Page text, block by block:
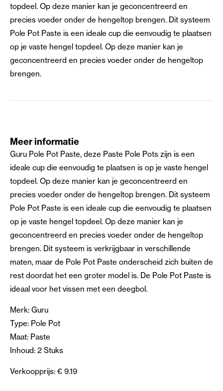
topdeel. Op deze manier kan je geconcentreerd en
precies voeder onder de hengeltop brengen. Dit systeem
Pole Pot Paste is een ideale cup die eenvoudig te plaatsen
op je vaste hengel topdeel. Op deze manier kan je
geconcentreerd en precies voeder onder de hengeltop
brengen.
Meer informatie
Guru Pole Pot Paste, deze Paste Pole Pots zijn is een
ideale cup die eenvoudig te plaatsen is op je vaste hengel
topdeel. Op deze manier kan je geconcentreerd en
precies voeder onder de hengeltop brengen. Dit systeem
Pole Pot Paste is een ideale cup die eenvoudig te plaatsen
op je vaste hengel topdeel. Op deze manier kan je
geconcentreerd en precies voeder onder de hengeltop
brengen. Dit systeem is verkrijgbaar in verschillende
maten, maar de Pole Pot Paste onderscheid zich buiten de
rest doordat het een groter model is. De Pole Pot Paste is
ideaal voor het vissen met een deegbol.
Merk: Guru
Type: Pole Pot
Maat: Paste
Inhoud: 2 Stuks
Verkoopprijs: € 9.19